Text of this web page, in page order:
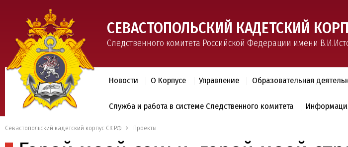
СЕВАСТОПОЛЬСКИЙ КАДЕТСКИЙ
Следственного комитета Российской Федерации имени
Новости О Корпусе Управление Образовательная
Служба и работа в системе Следственного комитета
Севастопольский кадетский корпус СК РФ Проекты